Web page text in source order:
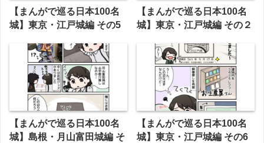
【まんがで巡る日本100名
城】東京・江戸城編 その5
【まんがで巡る日本100名
城】東京・江戸城編 その２
【まんがで巡る日本100名
城】島根・月山富田城編 そ
【まんがで巡る日本100名
城】東京・江戸城編 その6